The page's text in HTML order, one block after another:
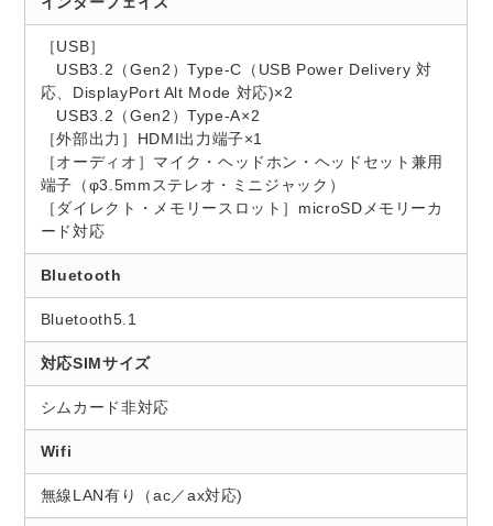
［USB］
USB3.2（Gen2）Type-C（USB Power Delivery 対
応、DisplayPort Alt Mode 対応)×2
USB3.2（Gen2）Type-A×2
［外部出力］HDMI出力端子×1
［オーディオ］マイク・ヘッドホン・ヘッドセット兼用
端子（φ3.5mmステレオ・ミニジャック）
［ダイレクト・メモリースロット］microSDメモリーカ
ード対応
Bluetooth
Bluetooth5.1
対応SIMサイズ
シムカード非対応
Wifi
無線LAN有り（ac／ax対応)